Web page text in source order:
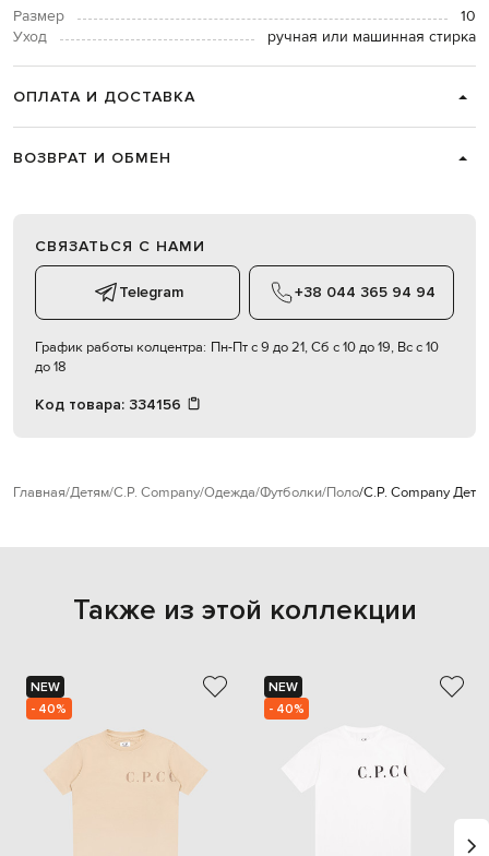
Размер
10
Уход
ручная или машинная стирка
ОПЛАТА И ДОСТАВКА
ВОЗВРАТ И ОБМЕН
СВЯЗАТЬСЯ С НАМИ
Telegram +38 044 365 94 94
График работы колцентра: Пн-Пт с 9 до 21, Сб с 10 до 19, Вс с 10
до 18
Код товара: 334156
Главная Детям C.P. Company Одежда Футболки Поло C.P. Company
Также из этой коллекции
NEW
- 40%
NEW
- 40%